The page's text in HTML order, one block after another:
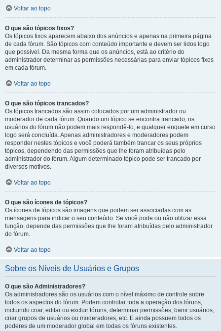
Voltar ao topo
O que são tópicos fixos?
Os tópicos fixos aparecem abaixo dos anúncios e apenas na primeira página
de cada fórum. São tópicos com conteúdo importante e devem ser lidos logo
que possível. Da mesma forma que os anúncios, está ao critério do
administrador determinar as permissões necessárias para enviar tópicos fixos
em cada fórum.
Voltar ao topo
O que são tópicos trancados?
Os tópicos trancados são assim colocados por um administrador ou
moderador de cada fórum. Quando um tópico se encontra trancado, os
usuários do fórum não podem mais respondê-lo, e qualquer enquete em curso
logo será concluída. Apenas administradores e moderadores podem
responder nestes tópicos e você poderá também trancar os seus próprios
tópicos, dependendo das permissões que lhe foram atribuídas pelo
administrador do fórum. Algum determinado tópico pode ser trancado por
diversos motivos.
Voltar ao topo
O que são ícones de tópicos?
Os ícones de tópicos são imagens que podem ser associadas com as
mensagens para indicar o seu conteúdo. Se você pode ou não utilizar essa
função, depende das permissões que lhe foram atribuídas pelo administrador
do fórum.
Voltar ao topo
Sobre os Níveis de Usuários e Grupos
O que são Administradores?
Os administradores são os usuários com o nível máximo de controle sobre
todos os aspectos do fórum. Podem controlar toda a operação dos fóruns,
incluindo criar, editar ou excluir fóruns, determinar permissões, banir usuários,
criar grupos de usuários ou moderadores, etc. E ainda possuem todos os
poderes de um moderador global em todas os fóruns existentes.